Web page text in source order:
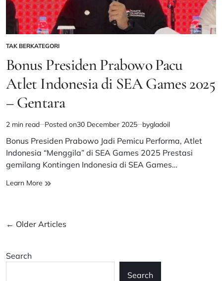
Kepatuhan
dan
Kepastian
Operasional
POSTED
IN
TAK BERKATEGORI
Bonus Presiden Prabowo Pacu
Atlet Indonesia di SEA Games 2025
– Gentara
Estimated
read
time
2 min read Posted on30 December 2025 bygladoil
Bonus Presiden Prabowo Jadi Pemicu Performa, Atlet
Indonesia “Menggila” di SEA Games 2025 Prestasi
gemilang Kontingen Indonesia di SEA Games…
Learn More Bonus
Atlet
Posts
← Older Articles
Search
Search